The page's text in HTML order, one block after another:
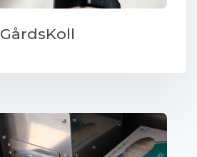
GårdsKoll